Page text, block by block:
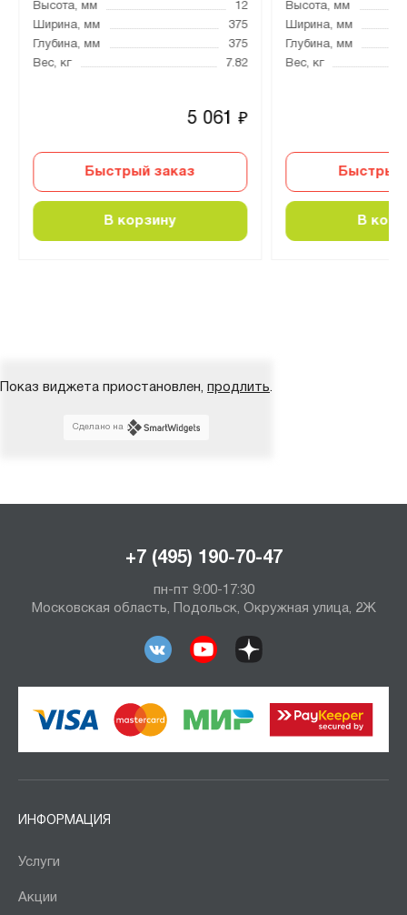
Высота, мм
12
Ширина, мм
375
Глубина, мм
375
Вес, кг
7.82
5 061₽
Быстрый заказ
В корзину
Высота, мм
Ширина, мм
Глубина, мм
Вес, кг
Быстрый
В
Показ виджета приостановлен, продлить.
Сделано на
+7 (495) 190-70-47
пн-пт 9:00-17:30
Московская область, Подольск, Окружная улица, 2Ж
ИНФОРМАЦИЯ
Услуги
Акции